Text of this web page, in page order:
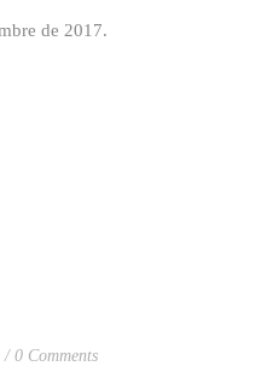
de 2017.
0 Comments